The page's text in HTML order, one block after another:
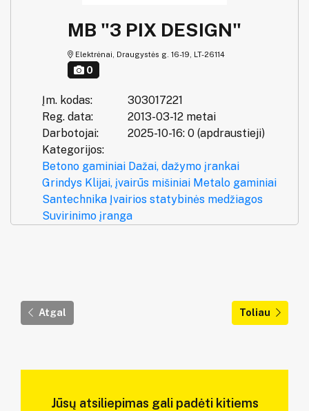
MB "3 PIX DESIGN"
Elektrėnai, Draugystės g. 16-19, LT-26114
0
Įm. kodas:
303017221
Reg. data:
2013-03-12 metai
Darbotojai:
2025-10-16: 0 (apdraustieji)
Kategorijos:
Betono gaminiai Dažai, dažymo įrankai
Grindys Klijai, įvairūs mišiniai Metalo gaminiai
Santechnika Įvairios statybinės medžiagos
Suvirinimo įranga
Atgal Toliau
Jūsų atsiliepimas gali padėti kitiems